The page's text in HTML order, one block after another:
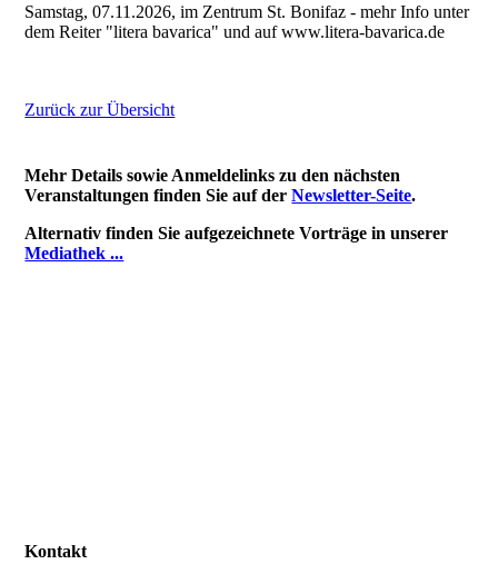
Samstag, 07.11.2026, im Zentrum St. Bonifaz - mehr Info unter
dem Reiter "litera bavarica" und auf www.litera-bavarica.de
Zurück zur Übersicht
Mehr Details sowie Anmeldelinks zu den nächsten
Veranstaltungen finden Sie auf derNewsletter-Seite.
Alternativ finden Sie aufgezeichnete Vorträge in unserer
Mediathek ...
Kontakt